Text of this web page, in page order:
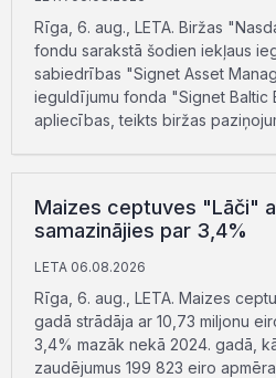
Rīga, 6. aug., LETA. Biržas
fondu sarakstā šodien iekļaus
sabiedrības "Signet Asset
ieguldījumu fonda "Signet Baltic
apliecības, teikts biržas
Maizes ceptuves "Lāči"
samazinājies par 3,4%
LETA 06.08.2026
Rīga, 6. aug., LETA. Maizes
gadā strādāja ar 10,73 miljonu
3,4% mazāk nekā 2024. gadā,
zaudējumus 199 823 eiro